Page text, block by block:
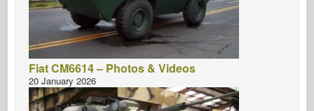
Fiat CM6614 – Photos & Videos
20 January 2026